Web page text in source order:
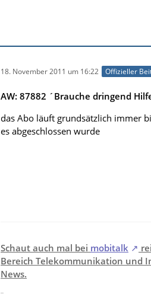
18. November 2011 um 16:22 Offizieller
AW: 87882 ´Brauche dringend
das Abo läuft grundsätzlich immer
es abgeschlossen wurde
Schaut auch mal bei mobitalk
Bereich Telekommunikation und
News.